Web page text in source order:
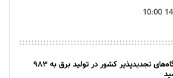
سهم نیروگاه‌های تجدیدپذیر کشور در تولید برق به ۹۸۳